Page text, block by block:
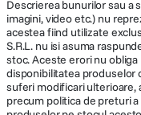
- Dimensiuni: 97 x 136 mm
- Greutate: 1105 g
Descrierea bunurilor sau a
imagini, video etc.) nu
acestea fiind utilizate
S.R.L. nu isi asuma
stoc. Aceste erori nu obliga
disponibilitatea produselor
suferi modificari
precum politica de preturi